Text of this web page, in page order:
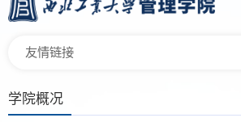
友情链接
学院概况